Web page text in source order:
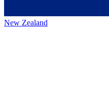
New Zealand